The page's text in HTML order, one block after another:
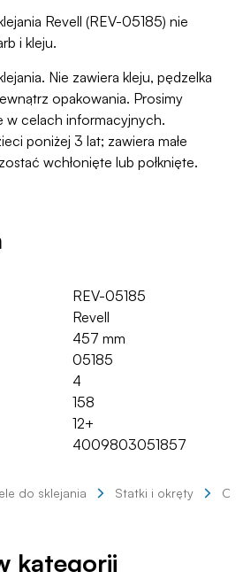
Revell (REV-05185) nie
i kleju.
Nie zawiera kleju, pędzelka
opakowania. Prosimy
w celach informacyjnych.
poniżej 3 lat; zawiera małe
wchłonięte lub połknięte.
REV-05185
Revell
457 mm
05185
4
158
12+
4009803051857
do sklejania Statki i okręty
kategorii